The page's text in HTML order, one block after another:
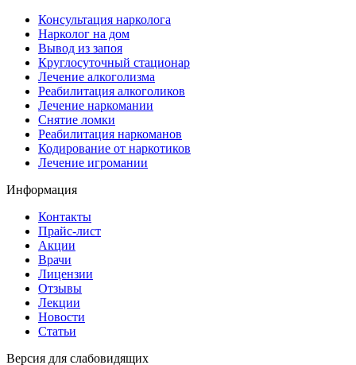
Консультация нарколога
Нарколог на дом
Вывод из запоя
Круглосуточный стационар
Лечение алкоголизма
Реабилитация алкоголиков
Лечение наркомании
Снятие ломки
Реабилитация наркоманов
Кодирование от наркотиков
Лечение игромании
Информация
Контакты
Прайс-лист
Акции
Врачи
Лицензии
Отзывы
Лекции
Новости
Статьи
Версия для слабовидящих